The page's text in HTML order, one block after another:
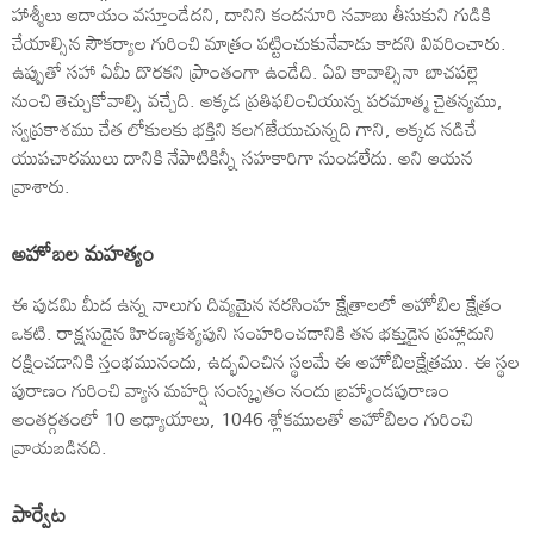
హాశ్శీలు ఆదాయం వస్తూండేదని, దానిని కందనూరి నవాబు తీసుకుని గుడికి
చేయాల్సిన సౌకర్యాల గురించి మాత్రం పట్టించుకునేవాడు కాదని వివరించారు.
ఉప్పుతో సహా ఏమీ దొరకని ప్రాంతంగా ఉండేది. ఏవి కావాల్సినా బాచపల్లె
నుంచి తెచ్చుకోవాల్సి వచ్చేది. అక్కడ ప్రతిఫలించియున్న పరమాత్మ చైతన్యము,
స్వప్రకాశము చేత లోకులకు భక్తిని కలగజేయుచున్నది గాని, అక్కడ నడిచే
యుపచారములు దానికి నేపాటికిన్నీ సహకారిగా నుండలేదు. అని ఆయన
వ్రాశారు.
అహోబల మహత్యం
ఈ పుడమి మీద ఉన్న నాలుగు దివ్యమైన నరసింహ క్షేత్రాలలో అహోబిల క్షేత్రం
ఒకటి. రాక్షసుడైన హిరణ్యకశ్యపుని సంహరించడానికి తన భక్తుడైన ప్రహ్లాదుని
రక్షించడానికి స్తంభమునందు, ఉద్భవించిన స్థలమే ఈ అహోబిలక్షేత్రము. ఈ స్థల
పురాణం గురించి వ్యాస మహర్షి సంస్కృతం నందు బ్రహ్మాండపురాణం
అంతర్గతంలో 10 అధ్యాయాలు, 1046 శ్లోకములతో అహోబిలం గురించి
వ్రాయబడినది.
పార్వేట